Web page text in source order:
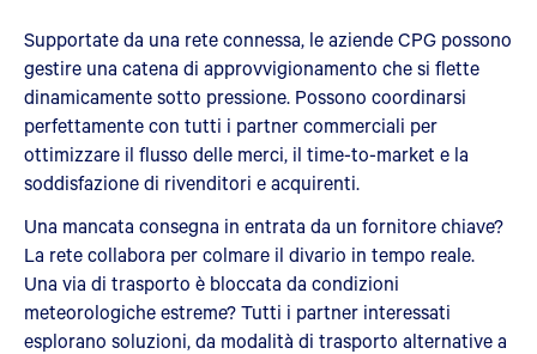
Supportate da una rete connessa, le aziende CPG possono
gestire una catena di approvvigionamento che si flette
dinamicamente sotto pressione. Possono coordinarsi
perfettamente con tutti i partner commerciali per
ottimizzare il flusso delle merci, il time-to-market e la
soddisfazione di rivenditori e acquirenti.
Una mancata consegna in entrata da un fornitore chiave?
La rete collabora per colmare il divario in tempo reale.
Una via di trasporto è bloccata da condizioni
meteorologiche estreme? Tutti i partner interessati
esplorano soluzioni, da modalità di trasporto alternative a